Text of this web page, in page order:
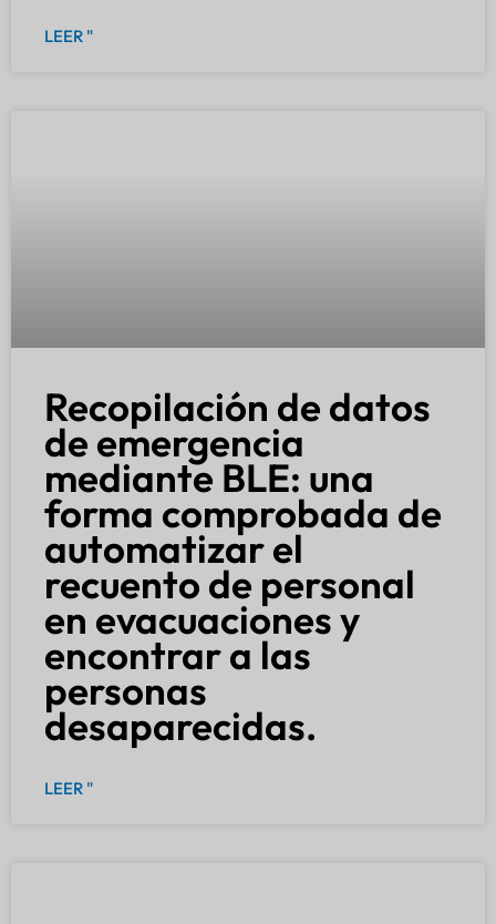
LEER "
Recopilación de datos
de emergencia
mediante BLE: una
forma comprobada de
automatizar el
recuento de personal
en evacuaciones y
encontrar a las
personas
desaparecidas.
LEER "